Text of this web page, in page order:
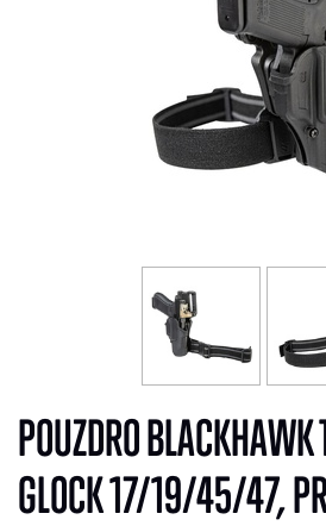
POUZDRO
GLOCK 17/19/45/47,